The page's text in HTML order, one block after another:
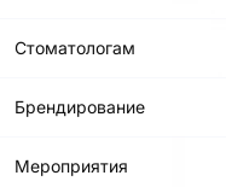
Стоматологам
Брендирование
Мероприятия